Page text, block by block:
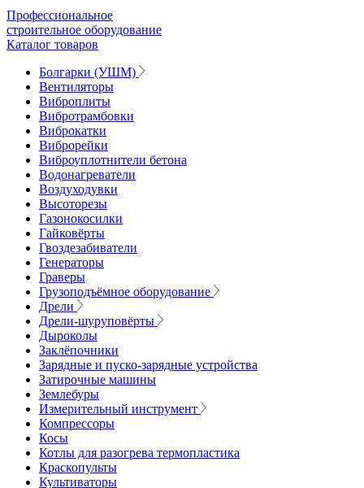
Профессиональное
строительное оборудование
Каталог товаров
Болгарки (УШМ)
Вентиляторы
Виброплиты
Вибротрамбовки
Виброкатки
Виброрейки
Виброуплотнители бетона
Водонагреватели
Воздуходувки
Высоторезы
Газонокосилки
Гайковёрты
Гвоздезабиватели
Генераторы
Граверы
Грузоподъёмное оборудование
Дрели
Дрели-шуруповёрты
Дыроколы
Заклёпочники
Зарядные и пуско-зарядные устройства
Затирочные машины
Землебуры
Измерительный инструмент
Компрессоры
Косы
Котлы для разогрева термопластика
Краскопульты
Культиваторы